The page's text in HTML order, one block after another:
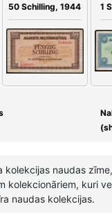
50 Schilling, 1944
1
kolekcijas naudas
kolekcionāriem, kuri
naudas kolekcijas.